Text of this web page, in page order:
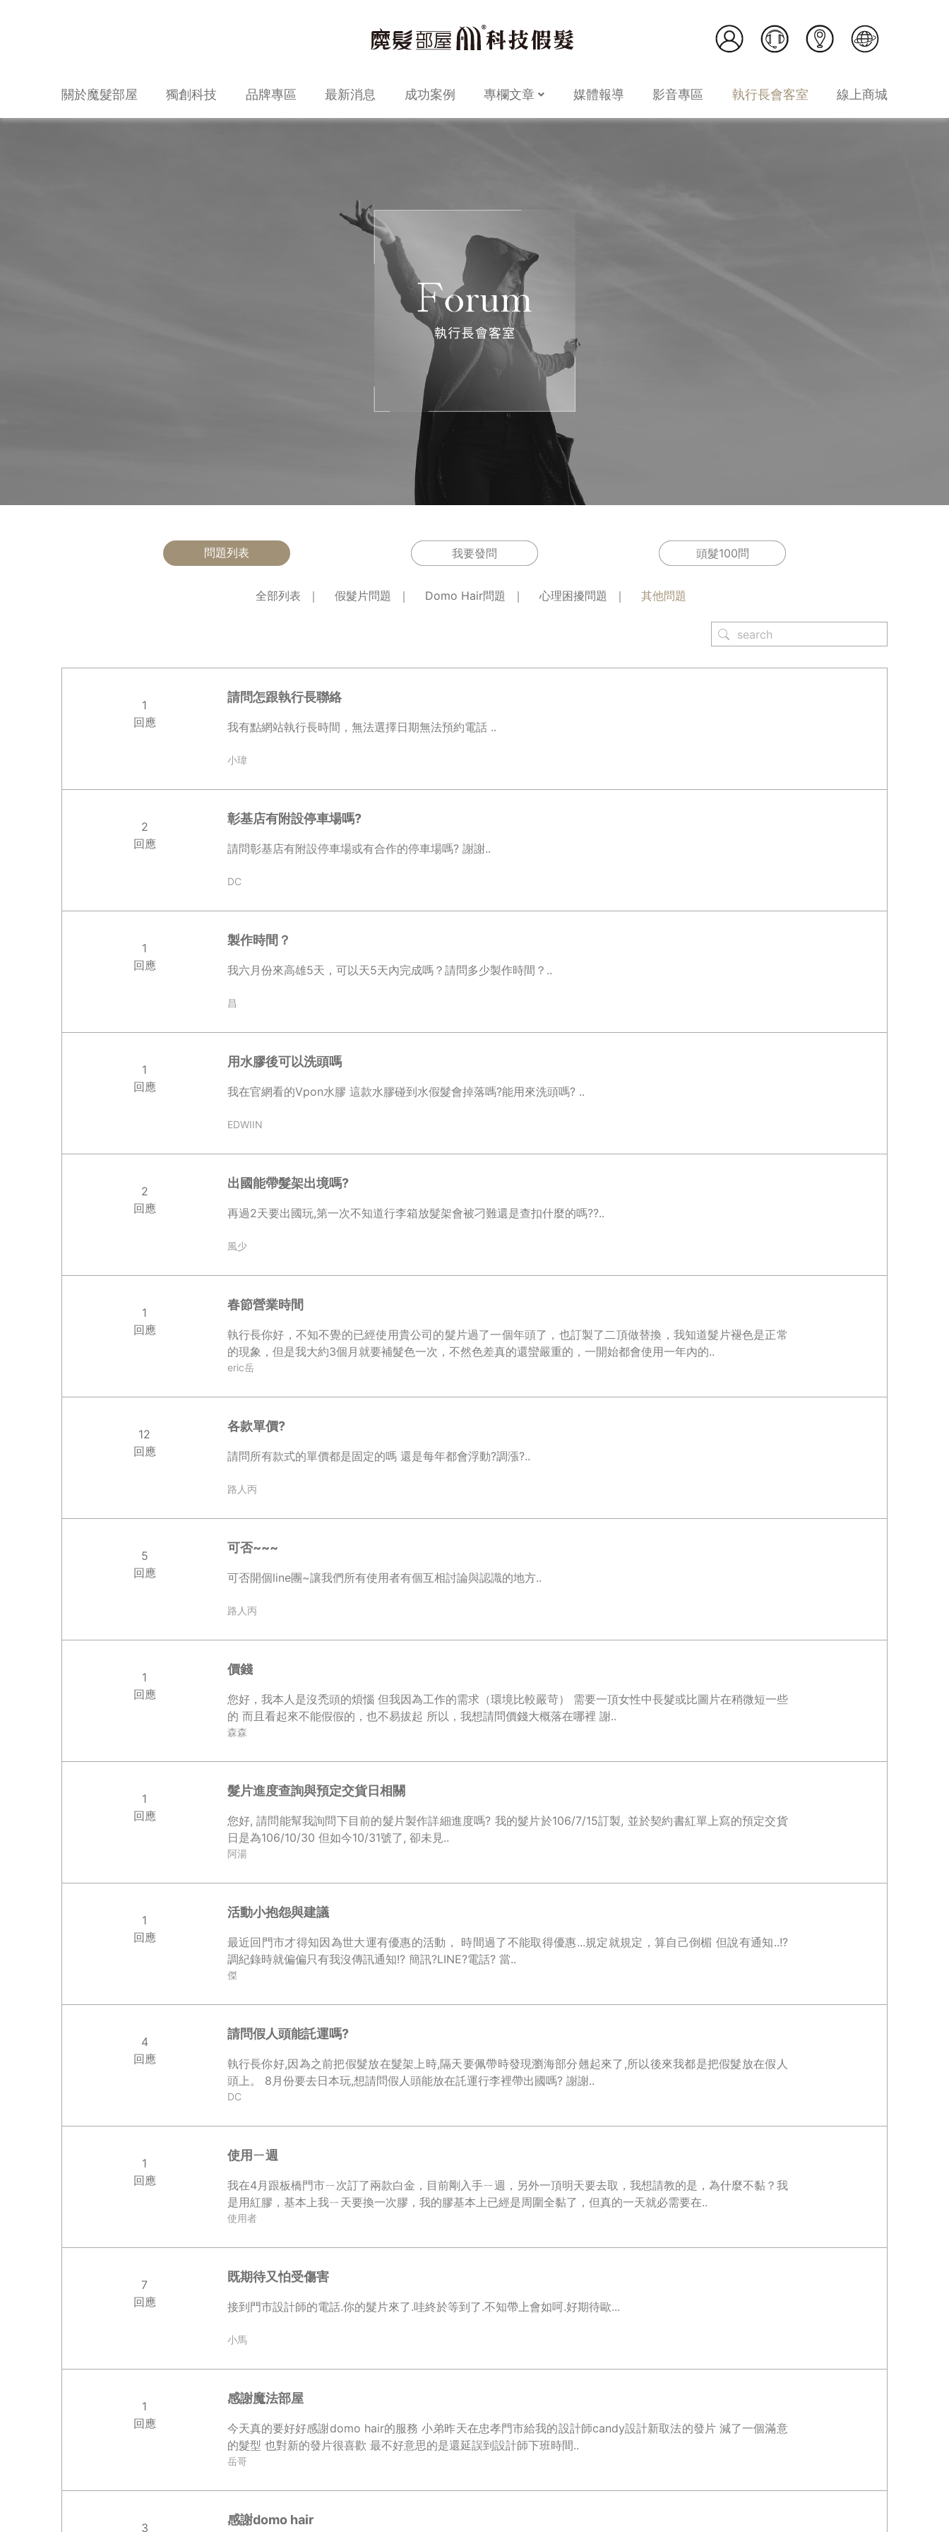
關於魔髮部屋 獨創科技 品牌專區 最新消息 成功案例 專欄文章 媒體報導 影音專區 執行長會客室 線上商城
問題列表 我要發問 頭髮100問
全部列表 假髮片問題 Domo Hair問題 心理困擾問題 其他問題
1
回應
請問怎跟執行長聯絡
我有點網站執行長時間，無法選擇日期無法預約電話 ..
小瑋
2
回應
彰基店有附設停車場嗎?
請問彰基店有附設停車場或有合作的停車場嗎? 謝謝..
DC
1
回應
製作時間？
我六月份來高雄5天，可以天5天內完成嗎？請問多少製作時間？..
昌
1
回應
用水膠後可以洗頭嗎
我在官網看的Vpon水膠 這款水膠碰到水假髮會掉落嗎?能用來洗頭嗎? ..
EDWIIN
2
回應
出國能帶髮架出境嗎?
再過2天要出國玩,第一次不知道行李箱放髮架會被刁難還是查扣什麼的嗎??..
風少
1
回應
春節營業時間
執行長你好，不知不覺的已經使用貴公司的髮片過了一個年頭了，也訂製了二頂做替換，我知道髮片褪色是正常
的現象，但是我大約3個月就要補髮色一次，不然色差真的還蠻嚴重的，一開始都會使用一年內的..
eric岳
12
回應
各款單價?
請問所有款式的單價都是固定的嗎 還是每年都會浮動?調漲?..
路人丙
5
回應
可否~~~
可否開個line團~讓我們所有使用者有個互相討論與認識的地方..
路人丙
1
回應
價錢
您好，我本人是沒禿頭的煩惱 但我因為工作的需求（環境比較嚴苛） 需要一頂女性中長髮或比圖片在稍微短一些
的 而且看起來不能假假的，也不易拔起 所以，我想請問價錢大概落在哪裡 謝..
森森
1
回應
髮片進度查詢與預定交貨日相關
您好, 請問能幫我詢問下目前的髮片製作詳細進度嗎? 我的髮片於106/7/15訂製, 並於契約書紅單上寫的預定交貨
日是為106/10/30 但如今10/31號了, 卻未見..
阿湯
1
回應
活動小抱怨與建議
最近回門市才得知因為世大運有優惠的活動， 時間過了不能取得優惠...規定就規定，算自己倒楣 但說有通知..!?
調紀錄時就偏偏只有我沒傳訊通知!? 簡訊?LINE?電話? 當..
傑
4
回應
請問假人頭能託運嗎?
執行長你好,因為之前把假髮放在髮架上時,隔天要佩帶時發現瀏海部分翹起來了,所以後來我都是把假髮放在假人
頭上。 8月份要去日本玩,想請問假人頭能放在託運行李裡帶出國嗎? 謝謝..
DC
1
回應
使用ㄧ週
我在4月跟板橋門市ㄧ次訂了兩款白金，目前剛入手ㄧ週，另外一頂明天要去取，我想請教的是，為什麼不黏？我
是用紅膠，基本上我ㄧ天要換一次膠，我的膠基本上已經是周圍全黏了，但真的一天就必需要在..
使用者
7
回應
既期待又怕受傷害
接到門市設計師的電話.你的髮片來了.哇終於等到了.不知帶上會如呵.好期待歐...
小馬
1
回應
感謝魔法部屋
今天真的要好好感謝domo hair的服務 小弟昨天在忠孝門市給我的設計師candy設計新取法的發片 減了一個滿意
的髮型 也對新的發片很喜歡 最不好意思的是還延誤到設計師下班時間..
岳哥
3
感謝domo hair